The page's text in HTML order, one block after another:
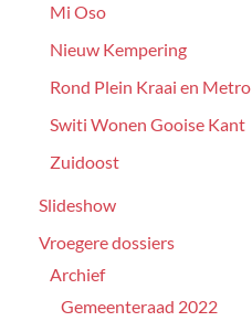
Mi Oso
Nieuw Kempering
Rond Plein Kraai en Metro
Switi Wonen Gooise Kant
Zuidoost
Slideshow
Vroegere dossiers
Archief
Gemeenteraad 2022